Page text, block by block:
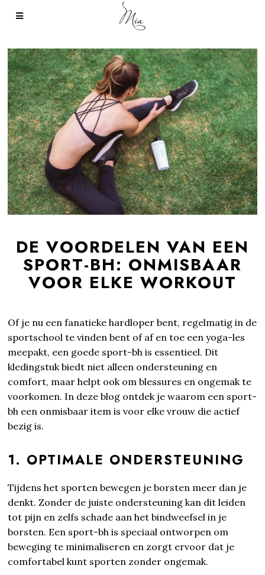
DE VOORDELEN VAN EEN
SPORT-BH: ONMISBAAR
VOOR ELKE WORKOUT
Of je nu een fanatieke hardloper bent, regelmatig in de
sportschool te vinden bent of af en toe een yoga-les
meepakt, een goede sport-bh is essentieel. Dit
kledingstuk biedt niet alleen ondersteuning en
comfort, maar helpt ook om blessures en ongemak te
voorkomen. In deze blog ontdek je waarom een sport-
bh een onmisbaar item is voor elke vrouw die actief
bezig is.
1. OPTIMALE ONDERSTEUNING
Tijdens het sporten bewegen je borsten meer dan je
denkt. Zonder de juiste ondersteuning kan dit leiden
tot pijn en zelfs schade aan het bindweefsel in je
borsten. Een sport-bh is speciaal ontworpen om
beweging te minimaliseren en zorgt ervoor dat je
comfortabel kunt sporten zonder ongemak.